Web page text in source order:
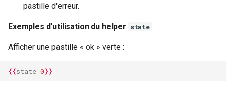
pastille d'erreur.
Exemples d'utilisation du helper state
Afficher une pastille « ok » verte :
{{state 0}}